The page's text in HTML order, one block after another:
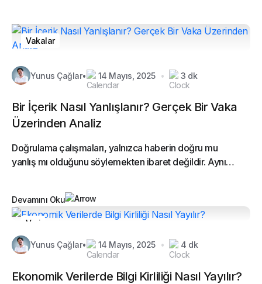
Vakalar
Yunus Çağlar• 14 Mayıs, 2025 • 3 dk
Bir İçerik Nasıl Yanlışlanır? Gerçek Bir Vaka
Üzerinden Analiz
Doğrulama çalışmaları, yalnızca haberin doğru mu
yanlış mı olduğunu söylemekten ibaret değildir. Aynı
Devamını Oku
Veri
Yunus Çağlar• 14 Mayıs, 2025 • 4 dk
Ekonomik Verilerde Bilgi Kirliliği Nasıl Yayılır?